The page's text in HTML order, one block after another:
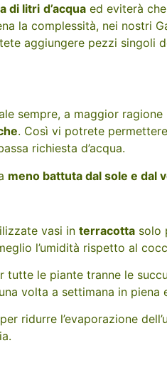
di litri d’acqua ed eviterà
la complessità, nei nostri
aggiungere pezzi singoli
sempre, a maggior
. Così vi potrete
richiesta d’acqua.
meno battuta dal sole e dal
vasi in terracotta solo
l’umidità rispetto al
tutte le piante tranne le
volta a settimana in piena
ridurre l’evaporazione